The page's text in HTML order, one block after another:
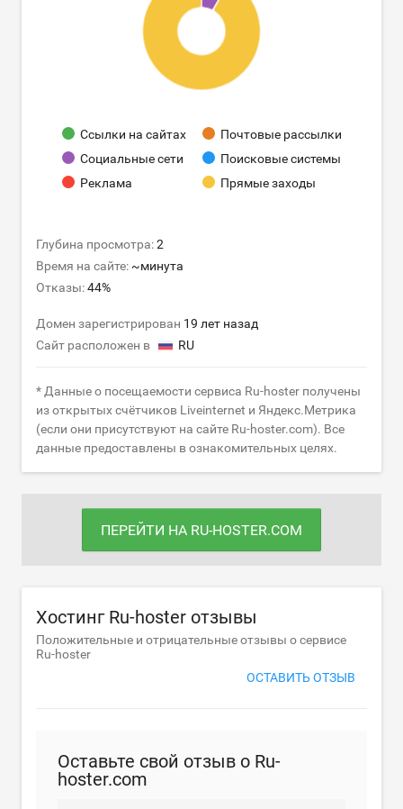
ПЕРЕЙТИ НА RU-HOSTER.COM
Хостинг Ru-hoster отзывы
Положительные и отрицательные отзывы о сервисе
Ru-hoster
ОСТАВИТЬ ОТЗЫВ
Оставьте свой отзыв о Ru-
hoster.com
Ссылки на сайтах
Почтовые рассылки
Социальные сети
Поисковые системы
Реклама
Прямые заходы
Глубина просмотра:2
Время на сайте: ~минута
Отказы:44%
Домен зарегистрирован 19 лет назад
Сайт расположен в
RU
* Данные о посещаемости сервиса Ru-hoster получены
из открытых счётчиков Liveinternet и Яндекс.Метрика
(если они присутствуют на сайте Ru-hoster.com). Все
данные предоставлены в ознакомительных целях.